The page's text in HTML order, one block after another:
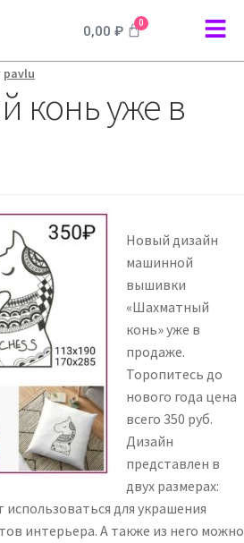
0,00 ₽
0
pavlu
конь уже в
Новый дизайн
машинной
вышивки
«Шахматный
конь» уже в
продаже.
Торопитесь до
нового года цена
всего 350 руб.
Дизайн
представлен в
двух размерах:
использоваться для украшения
интерьера. А также из него можно